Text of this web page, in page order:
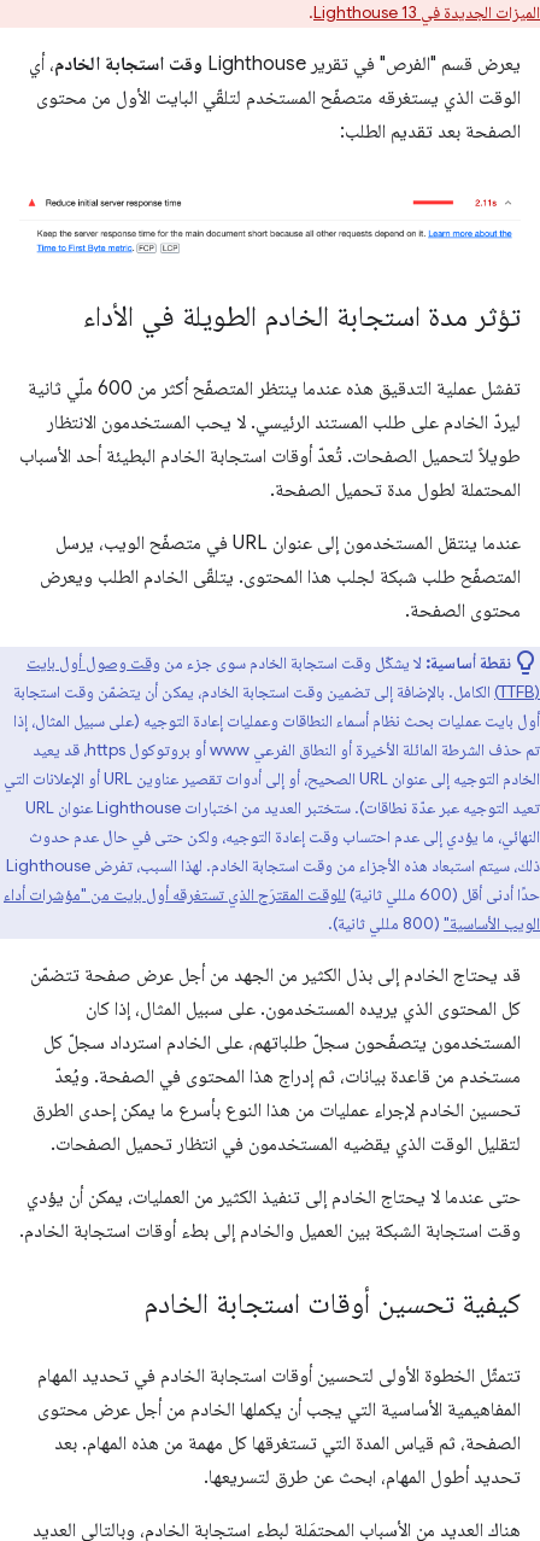
الميزات الجديدة في Lighthouse 13
.
يعرض قسم "الفرص" في تقرير Lighthouse وقت استجابة الخادم، أي
الوقت الذي يستغرقه متصفّح المستخدم لتلقّي البايت الأول من محتوى
الصفحة بعد تقديم الطلب:
تؤثر مدة استجابة الخادم الطويلة في الأداء
تفشل عملية التدقيق هذه عندما ينتظر المتصفّح أكثر من 600 ملّي ثانية
ليردّ الخادم على طلب المستند الرئيسي. لا يحب المستخدمون الانتظار
طويلاً لتحميل الصفحات. تُعدّ أوقات استجابة الخادم البطيئة أحد الأسباب
المحتملة لطول مدة تحميل الصفحة.
عندما ينتقل المستخدمون إلى عنوان URL في متصفّح الويب، يرسل
المتصفّح طلب شبكة لجلب هذا المحتوى. يتلقّى الخادم الطلب ويعرض
محتوى الصفحة.
نقطة أساسية: لا يشكّل وقت استجابة الخادم سوى جزء من وقت وصول أول بايت
(TTFB)
الكامل. بالإضافة إلى تضمين وقت استجابة الخادم، يمكن أن يتضمّن وقت استجابة
أول بايت عمليات بحث نظام أسماء النطاقات وعمليات إعادة التوجيه (على سبيل المثال، إذا
تم حذف الشرطة المائلة الأخيرة أو النطاق الفرعي www أو بروتوكول https، قد يعيد
الخادم التوجيه إلى عنوان URL الصحيح، أو إلى أدوات تقصير عناوين URL أو الإعلانات التي
تعيد التوجيه عبر عدّة نطاقات). ستختبر العديد من اختبارات Lighthouse عنوان URL
النهائي، ما يؤدي إلى عدم احتساب وقت إعادة التوجيه، ولكن حتى في حال عدم حدوث
ذلك، سيتم استبعاد هذه الأجزاء من وقت استجابة الخادم. لهذا السبب، تفرض Lighthouse
حدًا أدنى أقل (600 مللي ثانية)
للوقت المقترَح الذي تستغرقه أول بايت من "مؤشرات أداء
الويب الأساسية" (800 مللي ثانية).
قد يحتاج الخادم إلى بذل الكثير من الجهد من أجل عرض صفحة تتضمّن
كل المحتوى الذي يريده المستخدمون. على سبيل المثال، إذا كان
المستخدمون يتصفّحون سجلّ طلباتهم، على الخادم استرداد سجلّ كل
مستخدم من قاعدة بيانات، ثم إدراج هذا المحتوى في الصفحة. ويُعدّ
تحسين الخادم لإجراء عمليات من هذا النوع بأسرع ما يمكن إحدى الطرق
لتقليل الوقت الذي يقضيه المستخدمون في انتظار تحميل الصفحات.
حتى عندما لا يحتاج الخادم إلى تنفيذ الكثير من العمليات، يمكن أن يؤدي
وقت استجابة الشبكة بين العميل والخادم إلى بطء أوقات استجابة الخادم.
كيفية تحسين أوقات استجابة الخادم
تتمثّل الخطوة الأولى لتحسين أوقات استجابة الخادم في تحديد المهام
المفاهيمية الأساسية التي يجب أن يكملها الخادم من أجل عرض محتوى
الصفحة، ثم قياس المدة التي تستغرقها كل مهمة من هذه المهام. بعد
تحديد أطول المهام، ابحث عن طرق لتسريعها.
هناك العديد من الأسباب المحتمَلة لبطء استجابة الخادم، وبالتالي العديد